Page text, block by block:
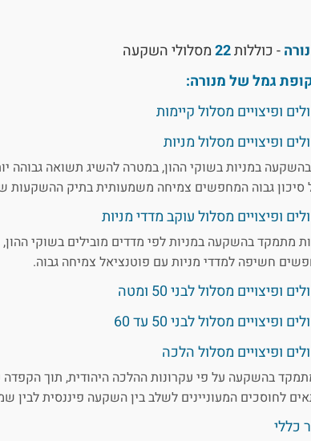
- כוללות22מסלולי השקעה
גמל של מנורה:
ופיצויים מסלול קיימות
ופיצויים מסלול מניות
במניות בשוקי ההון, במטרה להשיג תשואה גבוהה
סיכון גבוה המחפשים צמיחה משמעותית בתיק ההשקעות
ופיצויים מסלול עוקב מדדי מניות
חשיפה למדדי מניות עם פוטנציאל צמיחה גבוה.
מסלול לבני 50 ומטה
מסלול לבני 50 עד 60
ופיצויים מסלול הלכה
בהשקעה על פי עקרונות ההלכה היהודית, תוך
לחוסכים המעוניינים לשלב בין השקעה פיננסית לבין
כללי